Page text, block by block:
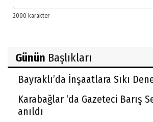
Günün Başlıkları
Bayraklı’da İnşaatlara Sıkı
Karabağlar ‘da Gazeteci Barış
anıldı